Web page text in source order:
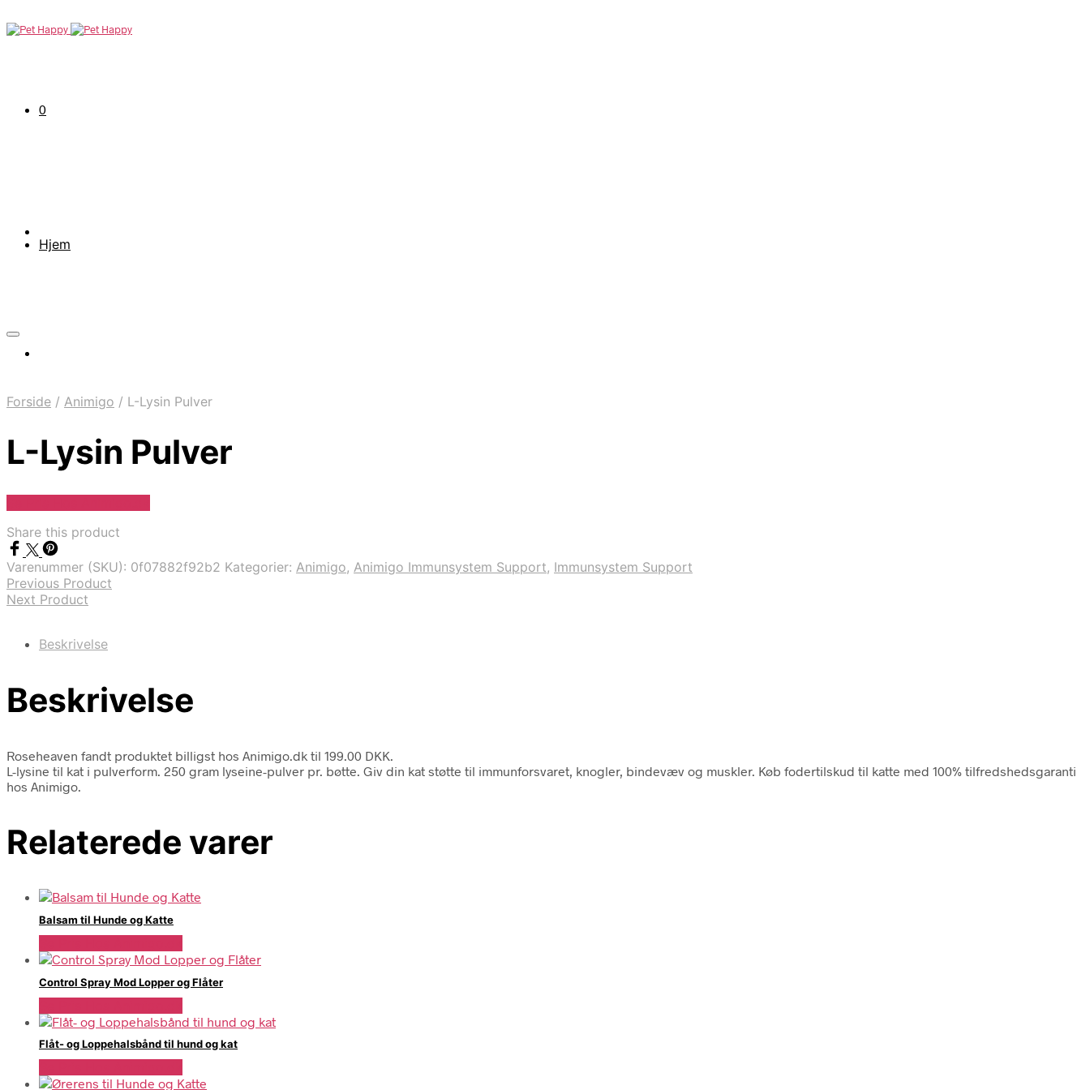
0
Hjem
Forside / Animigo / L-Lysin Pulver
L-Lysin Pulver
Share this product
Varenummer (SKU): 0f07882f92b2 Kategorier: Animigo, Animigo Immunsystem Support, Immunsystem Support
Previous Product
Next Product
Beskrivelse
Beskrivelse
Roseheaven fandt produktet billigst hos Animigo.dk til 199.00 DKK.
L-lysine til kat i pulverform. 250 gram lyseine-pulver pr. bøtte. Giv din kat støtte til immunforsvaret, knogler, bindevæv og muskler. Køb fodertilskud til katte med 100% tilfredshedsgaranti
hos Animigo.
Relaterede varer
Balsam til Hunde og Katte
Control Spray Mod Lopper og Flåter
Flåt- og Loppehalsbånd til hund og kat